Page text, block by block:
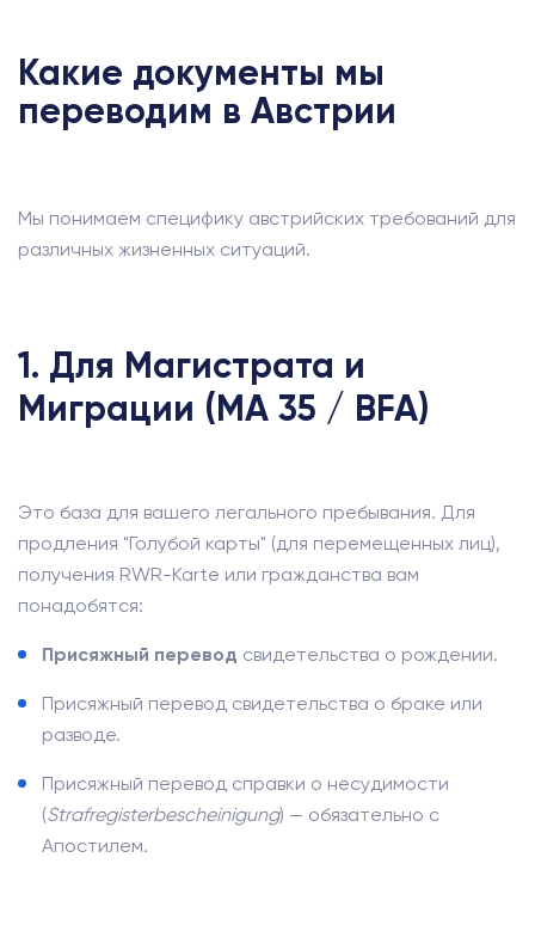
Какие документы мы
переводим в Австрии
Мы понимаем специфику австрийских требований для
различных жизненных ситуаций.
1. Для Магистрата и
Миграции (MA 35 / BFA)
Это база для вашего легального пребывания. Для
продления "Голубой карты" (для перемещенных лиц),
получения RWR-Karte или гражданства вам
понадобятся:
Присяжный перевод свидетельства о рождении.
Присяжный перевод свидетельства о браке или
разводе.
Присяжный перевод справки о несудимости
(Strafregisterbescheinigung) — обязательно с
Апостилем.